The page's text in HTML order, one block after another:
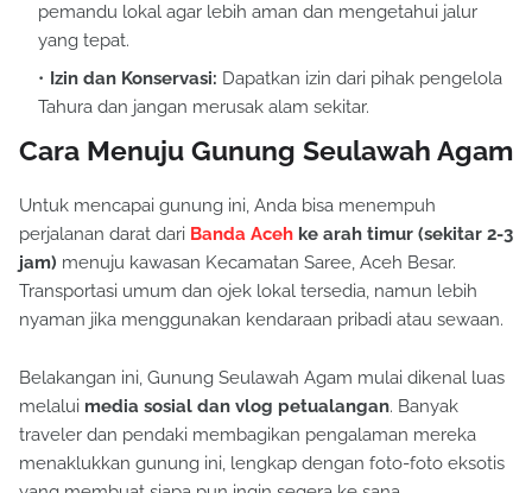
pemandu lokal agar lebih aman dan mengetahui jalur
yang tepat.
Izin dan Konservasi: Dapatkan izin dari pihak pengelola
Tahura dan jangan merusak alam sekitar.
Cara Menuju Gunung Seulawah Agam
Untuk mencapai gunung ini, Anda bisa menempuh
perjalanan darat dari Banda Aceh ke arah timur (sekitar 2-3
jam) menuju kawasan Kecamatan Saree, Aceh Besar.
Transportasi umum dan ojek lokal tersedia, namun lebih
nyaman jika menggunakan kendaraan pribadi atau sewaan.
Belakangan ini, Gunung Seulawah Agam mulai dikenal luas
melalui media sosial dan vlog petualangan. Banyak
traveler dan pendaki membagikan pengalaman mereka
menaklukkan gunung ini, lengkap dengan foto-foto eksotis